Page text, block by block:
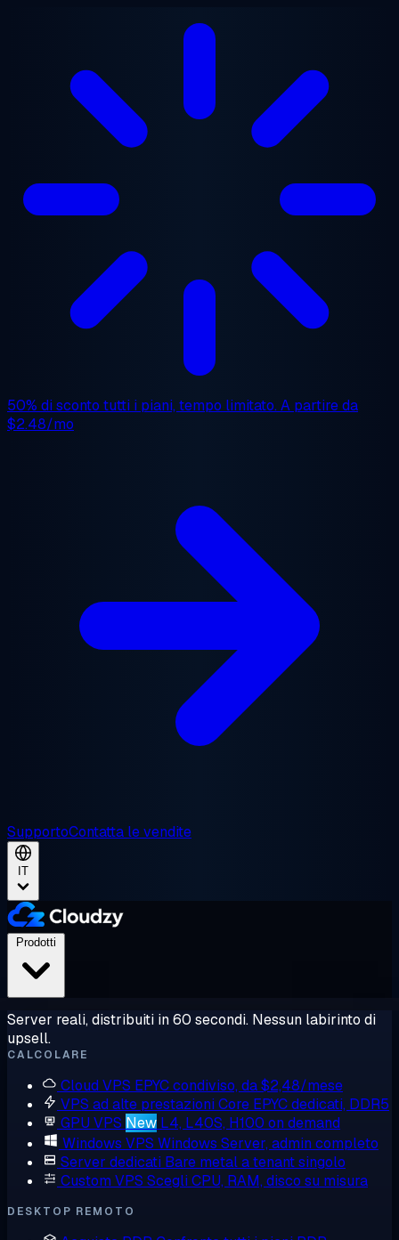
50% di sconto tutti i piani, tempo limitato. A partire da
$2.48/mo
SupportoContatta le vendite
IT
Server reali, distribuiti in 60 secondi. Nessun labirinto di
upsell.
CALCOLARE
Cloud VPS EPYC condiviso, da $2,48/mese
VPS ad alte prestazioni Core EPYC dedicati, DDR5
GPU VPS New L4, L40S, H100 on demand
Windows VPS Windows Server, admin completo
Server dedicati Bare metal a tenant singolo
Custom VPS Scegli CPU, RAM, disco su misura
DESKTOP REMOTO